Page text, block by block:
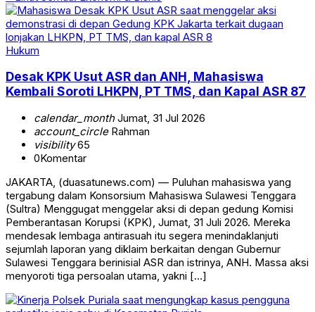
Hukum
Desak KPK Usut ASR dan ANH, Mahasiswa
Kembali Soroti LHKPN, PT TMS, dan Kapal ASR 87
calendar_monthJumat, 31 Jul 2026
account_circleRahman
visibility65
0Komentar
JAKARTA, (duasatunews.com) — Puluhan mahasiswa yang
tergabung dalam Konsorsium Mahasiswa Sulawesi Tenggara
(Sultra) Menggugat menggelar aksi di depan gedung Komisi
Pemberantasan Korupsi (KPK), Jumat, 31 Juli 2026. Mereka
mendesak lembaga antirasuah itu segera menindaklanjuti
sejumlah laporan yang diklaim berkaitan dengan Gubernur
Sulawesi Tenggara berinisial ASR dan istrinya, ANH. Massa aksi
menyoroti tiga persoalan utama, yakni […]